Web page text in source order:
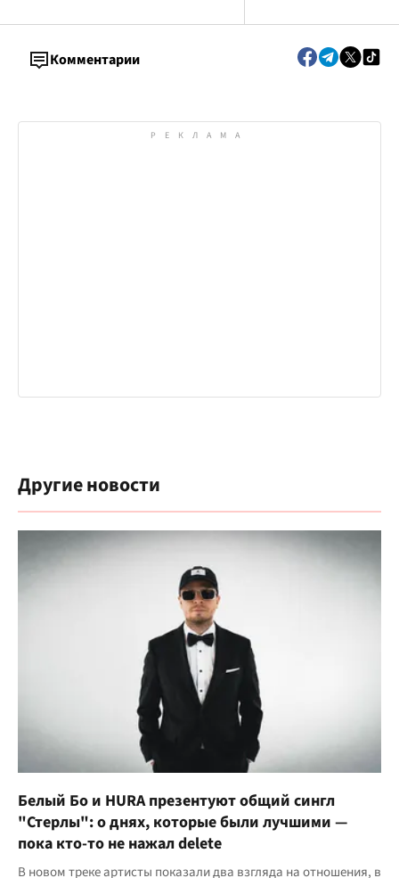
Комментарии
Другие новости
Белый Бо и HURA презентуют общий сингл
"Стерлы": о днях, которые были лучшими —
пока кто-то не нажал delete
В новом треке артисты показали два взгляда на отношения, в